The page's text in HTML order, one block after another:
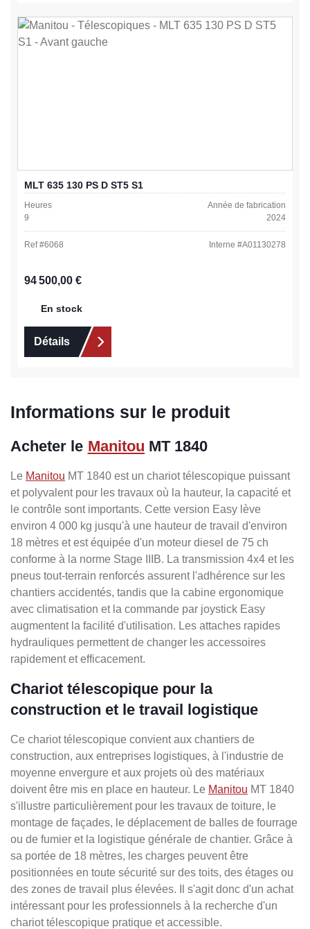
MLT 635 130 PS D ST5 S1
Heures
9
Année de fabrication
2024
Ref #6068 Interne #A01130278
Prix régulier :
94 500,00 €
En stock
Détails
Informations sur le produit
Acheter le Manitou MT 1840
Le Manitou MT 1840 est un chariot télescopique puissant
et polyvalent pour les travaux où la hauteur, la capacité et
le contrôle sont importants. Cette version Easy lève
environ 4 000 kg jusqu'à une hauteur de travail d'environ
18 mètres et est équipée d'un moteur diesel de 75 ch
conforme à la norme Stage IIIB. La transmission 4x4 et les
pneus tout-terrain renforcés assurent l'adhérence sur les
chantiers accidentés, tandis que la cabine ergonomique
avec climatisation et la commande par joystick Easy
augmentent la facilité d'utilisation. Les attaches rapides
hydrauliques permettent de changer les accessoires
rapidement et efficacement.
Chariot télescopique pour la
construction et le travail logistique
Ce chariot télescopique convient aux chantiers de
construction, aux entreprises logistiques, à l'industrie de
moyenne envergure et aux projets où des matériaux
doivent être mis en place en hauteur. Le Manitou MT 1840
s'illustre particulièrement pour les travaux de toiture, le
montage de façades, le déplacement de balles de fourrage
ou de fumier et la logistique générale de chantier. Grâce à
sa portée de 18 mètres, les charges peuvent être
positionnées en toute sécurité sur des toits, des étages ou
des zones de travail plus élevées. Il s'agit donc d'un achat
intéressant pour les professionnels à la recherche d'un
chariot télescopique pratique et accessible.